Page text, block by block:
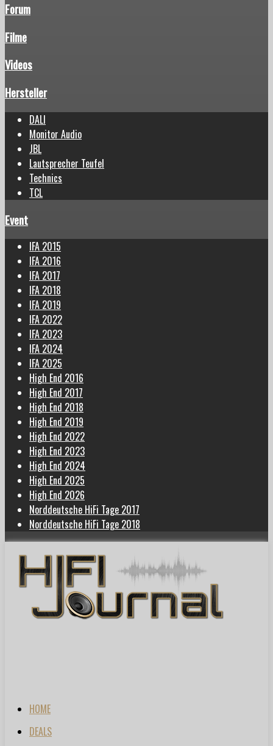
Forum
Filme
Videos
Hersteller
DALI
Monitor Audio
JBL
Lautsprecher Teufel
Technics
TCL
Event
IFA 2015
IFA 2016
IFA 2017
IFA 2018
IFA 2019
IFA 2022
IFA 2023
IFA 2024
IFA 2025
High End 2016
High End 2017
High End 2018
High End 2019
High End 2022
High End 2023
High End 2024
High End 2025
High End 2026
Norddeutsche HiFi Tage 2017
Norddeutsche HiFi Tage 2018
HOME
DEALS